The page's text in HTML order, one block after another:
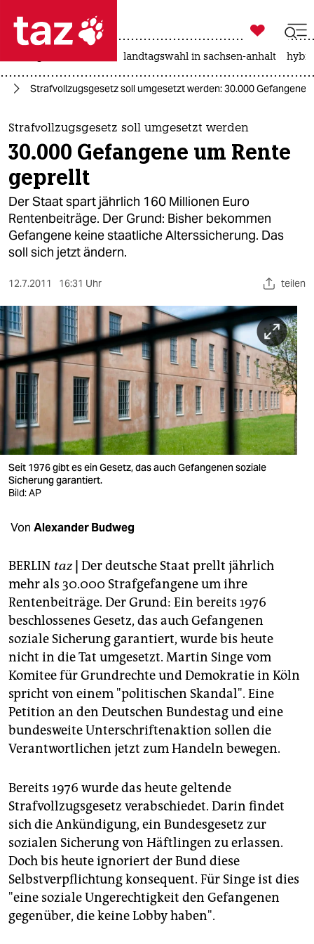
 taz zahl ich
taz zahl ich
themen
politik
öko
gesellschaft
kultur
sport
berlin
nord
wahrheit
verlag
verlag
veranstaltungen
shop
fragen & hilfe
abo
genossenschaft
epaper login

taz zahl ich
landtagswahl in sachsen-anhalt
Strafvollzugsgesetz soll umgesetzt werden: 30.000 Gefangene
Strafvollzugsgesetz soll umgesetzt werden
30.000 Gefangene um Rente
geprellt
Der Staat spart jährlich 160 Millionen Euro
Rentenbeiträge. Der Grund: Bisher bekommen
Gefangene keine staatliche Alterssicherung. Das
soll sich jetzt ändern.
12.7.2011 16:31 Uhr teilen
Seit 1976 gibt es ein Gesetz, das auch Gefangenen soziale
Sicherung garantiert.
Bild: AP
Von Alexander Budweg
BERLIN taz | Der deutsche Staat prellt jährlich
mehr als 30.000 Strafgefangene um ihre
Rentenbeiträge. Der Grund: Ein bereits 1976
beschlossenes Gesetz, das auch Gefangenen
soziale Sicherung garantiert, wurde bis heute
nicht in die Tat umgesetzt. Martin Singe vom
Komitee für Grundrechte und Demokratie in Köln
spricht von einem "politischen Skandal". Eine
Petition an den Deutschen Bundestag und eine
bundesweite Unterschriftenaktion sollen die
Verantwortlichen jetzt zum Handeln bewegen.
Bereits 1976 wurde das heute geltende
Strafvollzugsgesetz verabschiedet. Darin findet
sich die Ankündigung, ein Bundesgesetz zur
sozialen Sicherung von Häftlingen zu erlassen.
Doch bis heute ignoriert der Bund diese
Selbstverpflichtung konsequent. Für Singe ist dies
"eine soziale Ungerechtigkeit den Gefangenen
gegenüber, die keine Lobby haben".